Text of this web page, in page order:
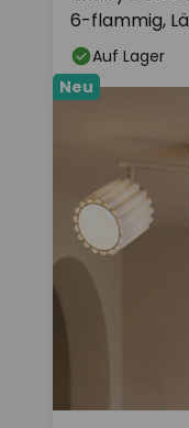
6-flammig,
Auf Lager
Neu